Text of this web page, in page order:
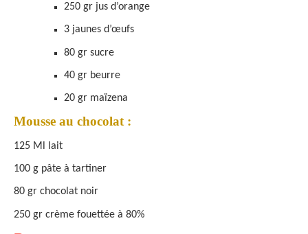
250 gr jus d’orange
3 jaunes d’œufs
80 gr sucre
40 gr beurre
20 gr maïzena
Mousse au chocolat :
125 Ml lait
100 g pâte à tartiner
80 gr chocolat noir
250 gr crème fouettée à 80%